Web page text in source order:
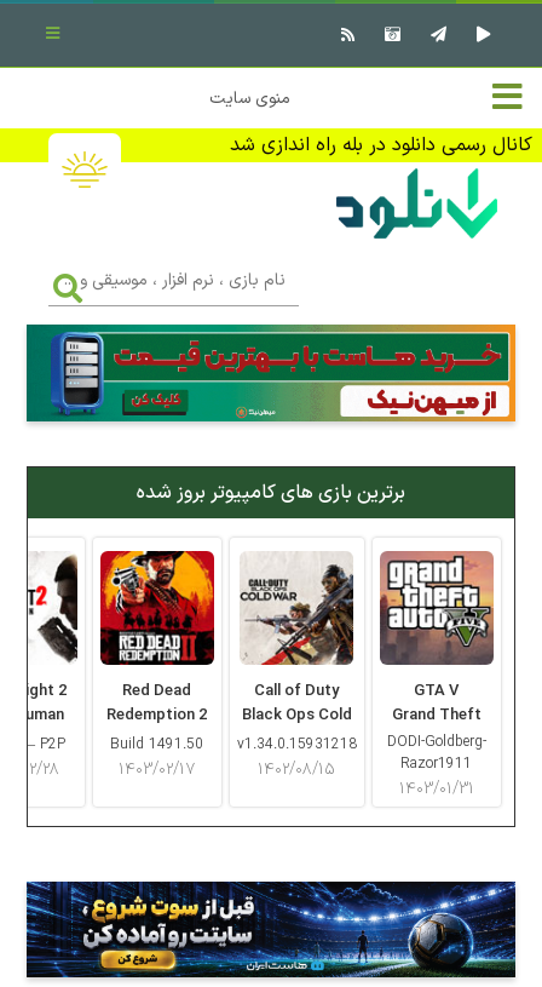
خانه
تماس با ما
تبلیغات
منوی سایت
کانال رسمی دانلود در بله راه اندازی شد
✖ بستن منو
نرم افزار کامپیوتر
بازی کامپیوتر
کتاب
جهت دریافت آخرین اخبار و اطلاعات ما را در کانال رسمی دانلود در
بله دنبال کنید (ورود)
بازی
،
نرم
افزار
،
موسیقی
...
برترین بازی های کامپیوتر بروز شده
GTA V
Grand Theft
Auto V
DODI-Goldberg-
Razor1911
۱۴۰۳/۰۱/۳۱
Call of Duty
Black Ops Cold
War
v1.34.0.15931218
۱۴۰۲/۰۸/۱۵
Red Dead
Redemption 2
Build 1491.50
۱۴۰۳/۰۲/۱۷
Light 2
Human
– P2P
۱۴۰۳/